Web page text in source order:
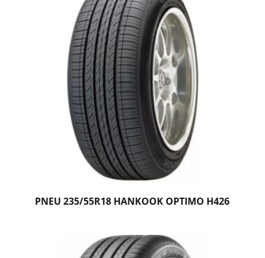
PNEU 235/55R18 HANKOOK OPTIMO H426